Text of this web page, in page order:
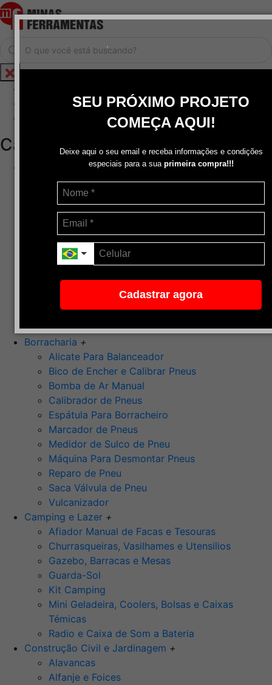
.
SEU PRÓXIMO PROJETO
COMEÇA AQUI!
Deixe aqui o seu email e receba informações e condições
especiais para a sua primeira compra!!!
Cadastrar agora
Cadastrar / Logar
Central de Atendimento
Categorias
Disco de Corte
Disco de Corte e Desbaste-Dupla Aplicação
Disco de Desbaste
Escovas de Aço
Escovas de Latão
Lixas
Pasta Para Assentar Válvula
Pedra de Afiar
Ponta Montada (Oxido de Alumínio)
Rebolos
Borracharia +
Alicate Para Balanceador
Bico de Encher e Calibrar Pneus
Bomba de Ar Manual
Calibrador de Pneus
Espátula Para Borracheiro
Marcador de Pneus
Medidor de Sulco de Pneu
Máquina Para Desmontar Pneus
Reparo de Pneu
Saca Válvula de Pneu
Vulcanizador
Camping e Lazer +
Afiador Manual de Facas e Tesouras
Churrasqueiras, Vasilhames e Utensilios
Gazebo, Barracas e Mesas
Guarda-Sol
Kit Camping
Mini Geladeira, Coolers, Bolsas e Caixas
Témicas
Radio e Caixa de Som a Bateria
Construção Civil e Jardinagem +
Alavancas
Alfanje e Foices